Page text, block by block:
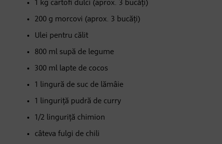
1 kg cartofi dulci (aprox. 3 bucăți)
200 g morcovi (aprox. 3 bucăți)
Ulei pentru călit
800 ml supă de legume
300 ml lapte de cocos
1 lingură de suc de lămâie
1 linguriță pudră de curry
1/2 linguriță chimion
câteva fulgi de chili